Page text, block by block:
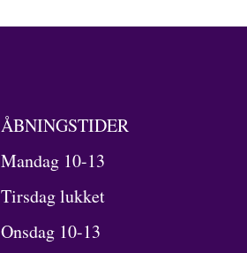
ÅBNINGSTIDER
Mandag 10-13
Tirsdag lukket
Onsdag 10-13